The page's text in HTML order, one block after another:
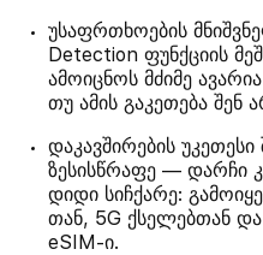
უსაფრთხოების
Detection ფუნქციის
ამოიცნოს მძიმე
თუ ამის გაკეთება შენ
დაკავშირების
ზესისწრაფე — დარჩი
დიდი სიჩქარე:
თან, 5G ქსელებთან
eSIM-ი.